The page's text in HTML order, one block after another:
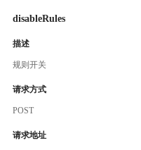
disableRules
描述
规则开关
请求方式
POST
请求地址